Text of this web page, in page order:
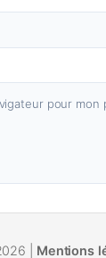
pour mon
| Mentions